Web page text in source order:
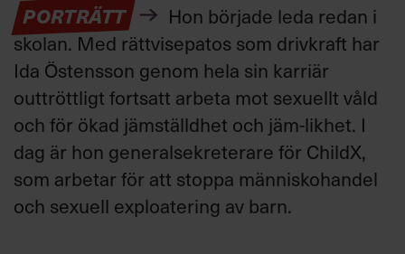
PORTRÄTT
Hon började leda redan i
skolan. Med rättvisepatos som drivkraft har
Ida Östensson genom hela sin karriär
outtröttligt fortsatt arbeta mot sexuellt våld
och för ökad jämställdhet och jäm-likhet. I
dag är hon generalsekreterare för ChildX,
som arbetar för att stoppa människohandel
och sexuell exploatering av barn.